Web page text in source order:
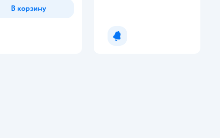
В корзину
Уведомить о появлении